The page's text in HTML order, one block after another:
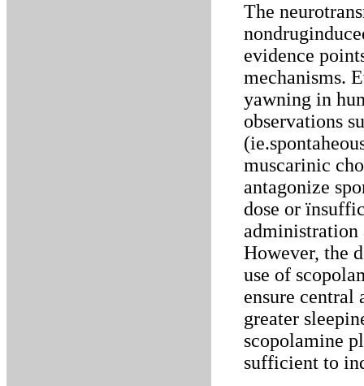
The
evidence
mechanisms.
yawning in
observations
muscarinic
antagonize
dose or
However, the
use of
ensure
greater
scopolamine
sufficient to